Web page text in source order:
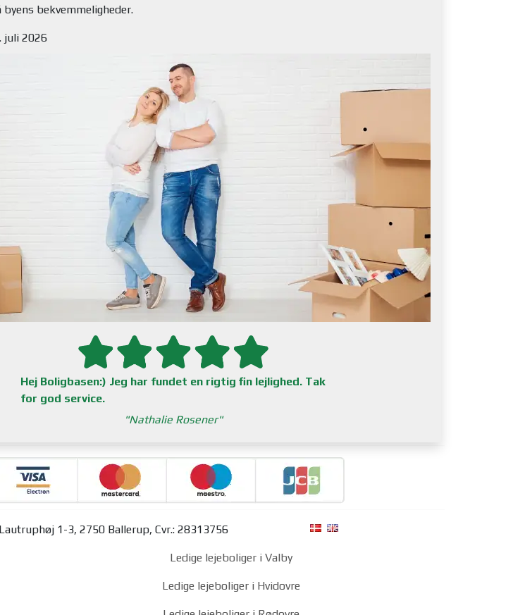
juli 2026
Hej Boligbasen:) Jeg har fundet en rigtig fin lejlighed. Tak
for god service.
Nathalie Rosener
1-3, 2750 Ballerup, Cvr.: 28313756
Ledige lejeboliger i Valby
Ledige lejeboliger i Hvidovre